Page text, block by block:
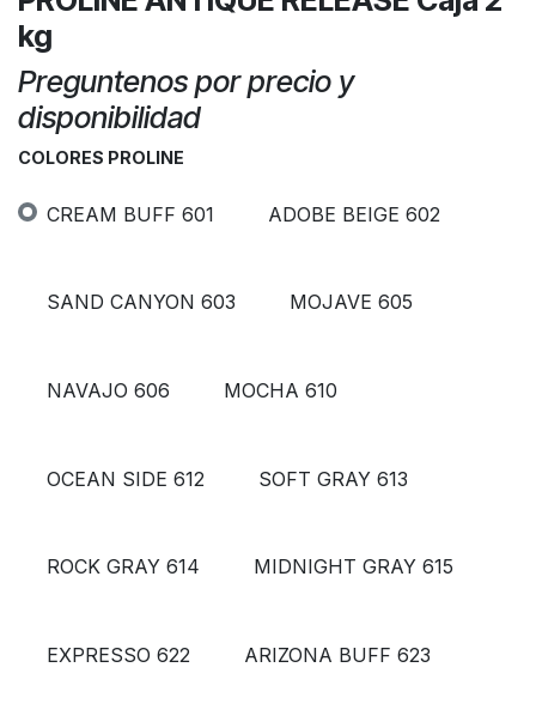
kg
Preguntenos por precio y
disponibilidad
COLORES PROLINE
CREAM BUFF 601 ADOBE BEIGE 602
SAND CANYON 603 MOJAVE 605
NAVAJO 606 MOCHA 610
OCEAN SIDE 612 SOFT GRAY 613
ROCK GRAY 614 MIDNIGHT GRAY 615
EXPRESSO 622 ARIZONA BUFF 623